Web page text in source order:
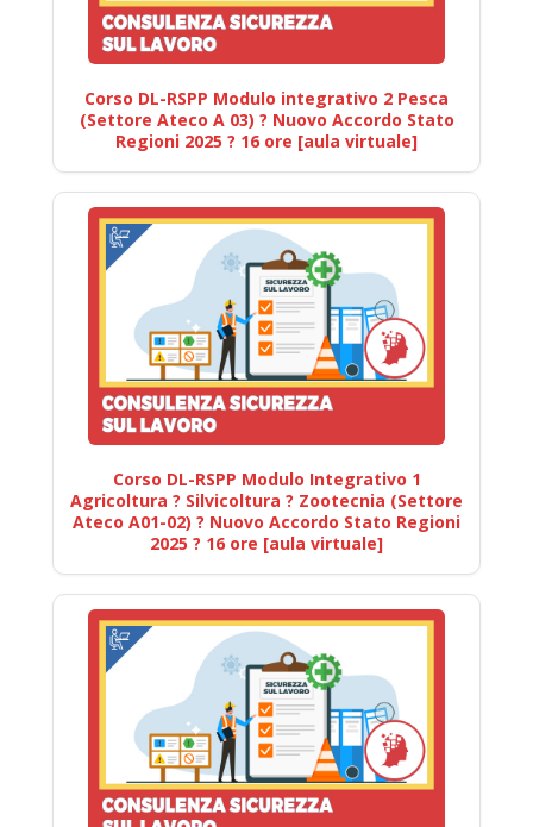
Corso DL-RSPP Modulo integrativo 2 Pesca
(Settore Ateco A 03) ? Nuovo Accordo Stato
Regioni 2025 ? 16 ore [aula virtuale]
Corso DL-RSPP Modulo Integrativo 1
Agricoltura ? Silvicoltura ? Zootecnia (Settore
Ateco A01-02) ? Nuovo Accordo Stato Regioni
2025 ? 16 ore [aula virtuale]